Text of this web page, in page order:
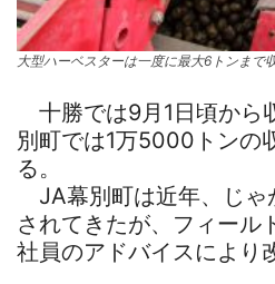
大型ハーベスターは一度に最大6トンまで
十勝では9月1日頃から
別町では1万5000トンの
る。
JA幕別町は近年、じゃ
されてきたが、フィール
社員のアドバイスにより